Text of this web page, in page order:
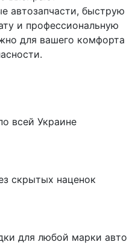
автозапчасти, быструю
и профессиональную
для вашего комфорта
всей Украине
скрытых наценок
для любой марки авто